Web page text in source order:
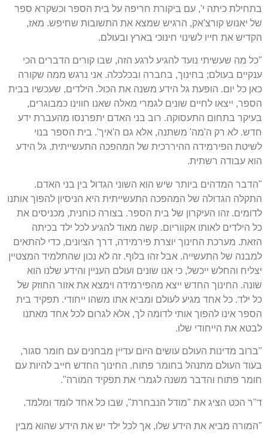
בתחילת כיתה י', עם ביקורת חריפה על בית הספר וכשקרא ספר
של יאנוש קורצ'אק, הרגיש שמצא את התשובות שחיפש. מאז,
הקדיש את חייו לשינוי חינוכי בארץ ובעולם.
"כל מה שעשיתי נועד להגיע לרגע הזה, שבו קורים הדברים הכי
ענקיים בעולם; בחינוך, בחברה ובכלכלה. אני נרגש ממה שקורה
כאן כל יום. הופעת גל הידע משנה את הכול. הילדים, שעכשיו בבית
הספר, ייצאו לחיים שונים לגמרי מאלה שאנו חווינו כמבוגרים,
בעיקר בתחום התעסוקה. רוב בני האדם יתפרנסו מהעברת ידע
חדש. לא רק ה'מה' משתנה, אלא גם ה'איך'. בית הספר בנוי
לשיטת הפירמידה ההיררכית של המהפכה התעשייתית. גל הידע
הוא עבודה רשתית.
"הדבר המדהים ביותר שיש הוא השוני הגדול בין בני האדם.
התקלה הגדולה של המהפכה התעשייתית היא הניסיון להפוך אותנו
לדומים. זהו העיקרון של בית הספר. בצורה כוחנית, מכניסים את
כל הילדים לאותו אקווריום. קשה מאוד להגיע לכל ילד בכיתה
הזאת. מערכת החינוך יוצרת פירמידה, דרך הציונים, כדי להתאים
למבנה של התעשייה. אבל זהו בלוף. זה לא נכון שהתלמיד המצטיין
יצליח והחלש ייכשל, כי אנו שונים ועולם העניין והידע שלנו הוא
שונה. החינוך החדש ייצא מהפירמידה וימצא את אזור החוזק של
כל ילד. כל אחד מגיע לעולם ומביא אתו משהו ייחודי. תפקיד בית
הספר אינו להפוך אותי לדומה לך, אלא לגרום לכל אחד מאתנו
לבטא את הייחודי שלו.
"ברוב מדינות העולם עושים היום עדיין מבחנים עם חומר סגור,
בעוד העולם מתנהל בחומר פתוח. החינוך החדש חייב להיות עם
חומר פתוח והדבר משנה לגמרי את תפקיד המורה".
ד"ר הכט הציג את "מודל הנבחרת", שבו כל אחד לומד ומלמד.
"המורה מביא את הידע שלו, אך לכל ילד יש את הידע שהוא מבין